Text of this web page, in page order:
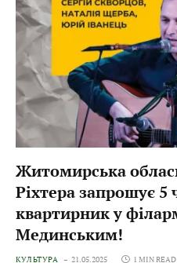
Житомирська
Ріхтера запрошує
квартирник у
Мединським!
КУЛЬТУРА 21.05.2025 1 MIN READ